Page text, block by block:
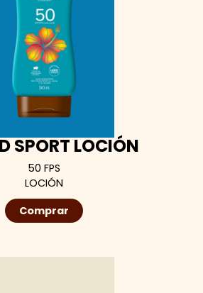
SPORT LOCIÓN
50 FPS
LOCIÓN
Comprar